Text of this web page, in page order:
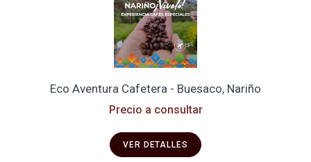
Eco Aventura Cafetera - Buesaco, Nariño
Precio a consultar
VER DETALLES